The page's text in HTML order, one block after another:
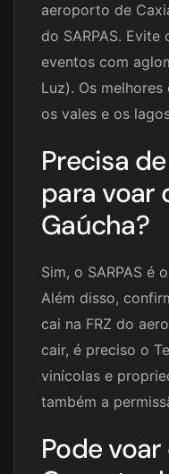
aeroporto de
do SARPAS.
eventos com
Luz). Os
os vales e os
Precisa
para voar
Gaúcha?
Sim, o SARPAS é
Além disso,
cai na FRZ do
cair, é preciso o
vinícolas e
também a
Pode